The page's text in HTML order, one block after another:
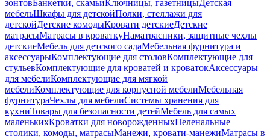
зонтовБанкетки, скамьиКлючницы, газетницыДетская
мебельШкафы для детскойПолки, стеллажи для
детскойДетские комодыКровати детскиеДетские
матрасыМатрасы в кроваткуНаматрасники, защитные чехлы
детскиеМебель для детского садаМебельная фурнитура и
аксессуарыКомплектующие для столовКомплектующие для
стульевКомплектующие для кроватей и кроватокАксессуары
для мебелиКомплектующие для мягкой
мебелиКомплектующие для корпусной мебелиМебельная
фурнитураЧехлы для мебелиСистемы хранения для
кухниТовары для безопасности детейМебель для самых
маленькихКроватки для новорожденныхПеленальные
столики, комоды, матрасыМанежи, кровати-манежиМатрасы в